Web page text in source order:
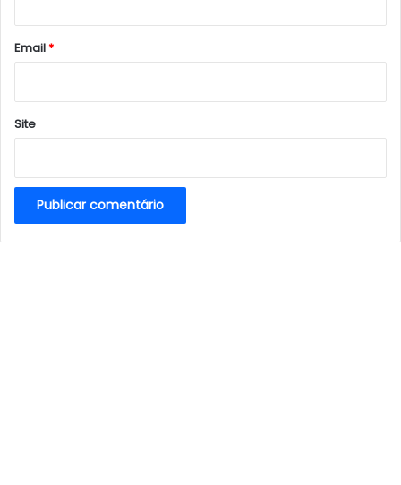
*
Email*
Site